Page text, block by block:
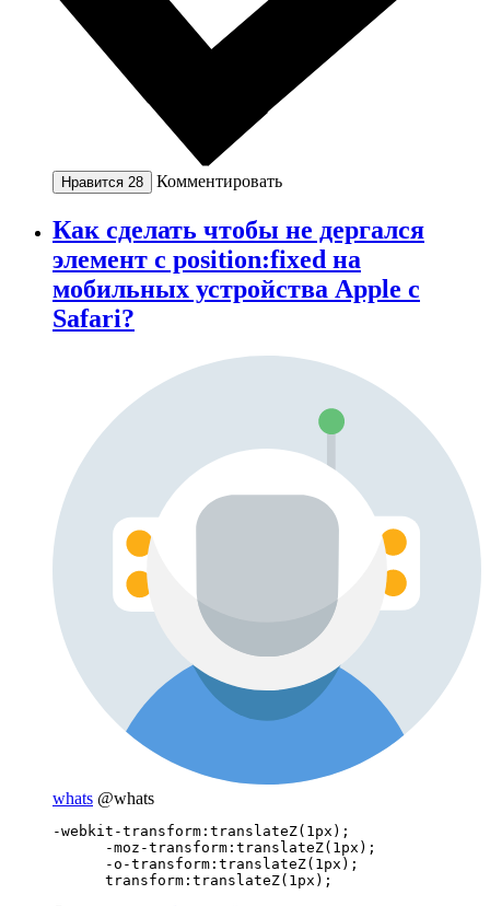
Нравится 28 Комментировать
Как сделать чтобы не дергался
элемент с position:fixed на
мобильных устройства Apple c
Safari?
whats @whats
-webkit-transform:translateZ(1px);
      -moz-transform:translateZ(1px);
      -o-transform:translateZ(1px);
      transform:translateZ(1px);